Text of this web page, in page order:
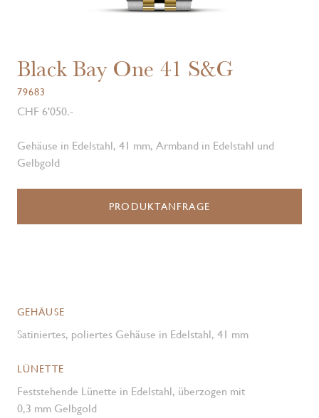
Black Bay One 41 S&G
79683
CHF 6'050.-
Gehäuse in Edelstahl, 41 mm, Armband in Edelstahl und
Gelbgold
PRODUKTANFRAGE
GEHÄUSE
Satiniertes, poliertes Gehäuse in Edelstahl, 41 mm
LÜNETTE
Feststehende Lünette in Edelstahl, überzogen mit
0,3 mm Gelbgold